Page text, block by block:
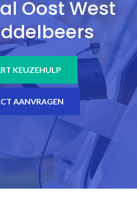
Oost West
KEUZEHULP
AANVRAGEN